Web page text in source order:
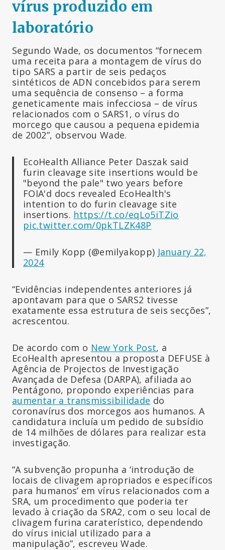
vírus produzido em
laboratório
Segundo Wade, os documentos “fornecem
uma receita para a montagem de vírus do
tipo SARS a partir de seis pedaços
sintéticos de ADN concebidos para serem
uma sequência de consenso – a forma
geneticamente mais infecciosa – de vírus
relacionados com o SARS1, o vírus do
morcego que causou a pequena epidemia
de 2002”, observou Wade.
EcoHealth Alliance Peter Daszak said
furin cleavage site insertions would be
"beyond the pale" two years before
FOIA'd docs revealed EcoHealth's
intention to do furin cleavage site
insertions. https://t.co/eqLo5iTZio
pic.twitter.com/0pkTLZK48P
— Emily Kopp (@emilyakopp) January 22,
2024
“Evidências independentes anteriores já
apontavam para que o SARS2 tivesse
exatamente essa estrutura de seis secções”,
acrescentou.
De acordo com o New York Post, a
EcoHealth apresentou a proposta DEFUSE à
Agência de Projectos de Investigação
Avançada de Defesa (DARPA), afiliada ao
Pentágono, propondo experiências para
aumentar a transmissibilidade do
coronavírus dos morcegos aos humanos. A
candidatura incluía um pedido de subsídio
de 14 milhões de dólares para realizar esta
investigação.
“A subvenção propunha a ‘introdução de
locais de clivagem apropriados e específicos
para humanos’ em vírus relacionados com a
SRA, um procedimento que poderia ter
levado à criação da SRA2, com o seu local de
clivagem furina caraterístico, dependendo
do vírus inicial utilizado para a
manipulação”, escreveu Wade.